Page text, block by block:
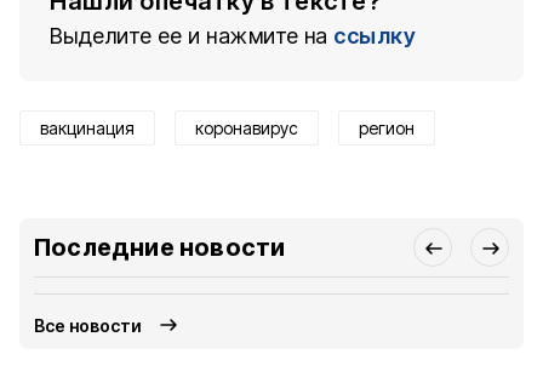
Выделите ее и нажмите на ссылку
вакцинация коронавирус регион
Последние новости
Все новости